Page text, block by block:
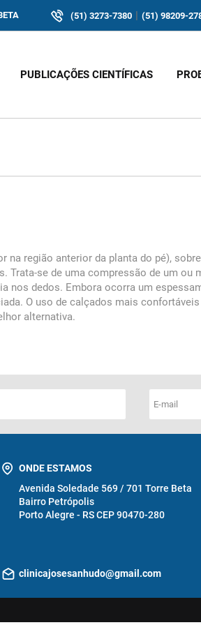
(51) 3273-7380 | (51) 98209-
PUBLICAÇÕES CIENTÍFICAS
na região anterior da planta do pé),
se de uma compressão de um ou
nos dedos. Embora ocorra um
O uso de calçados mais
alternativa.
ONDE ESTAMOS
Avenida Soledade 569 / 701 Torre Beta
Bairro Petrópolis
Porto Alegre - RS CEP 90470-280
clinicajosesanhudo@gmail.com